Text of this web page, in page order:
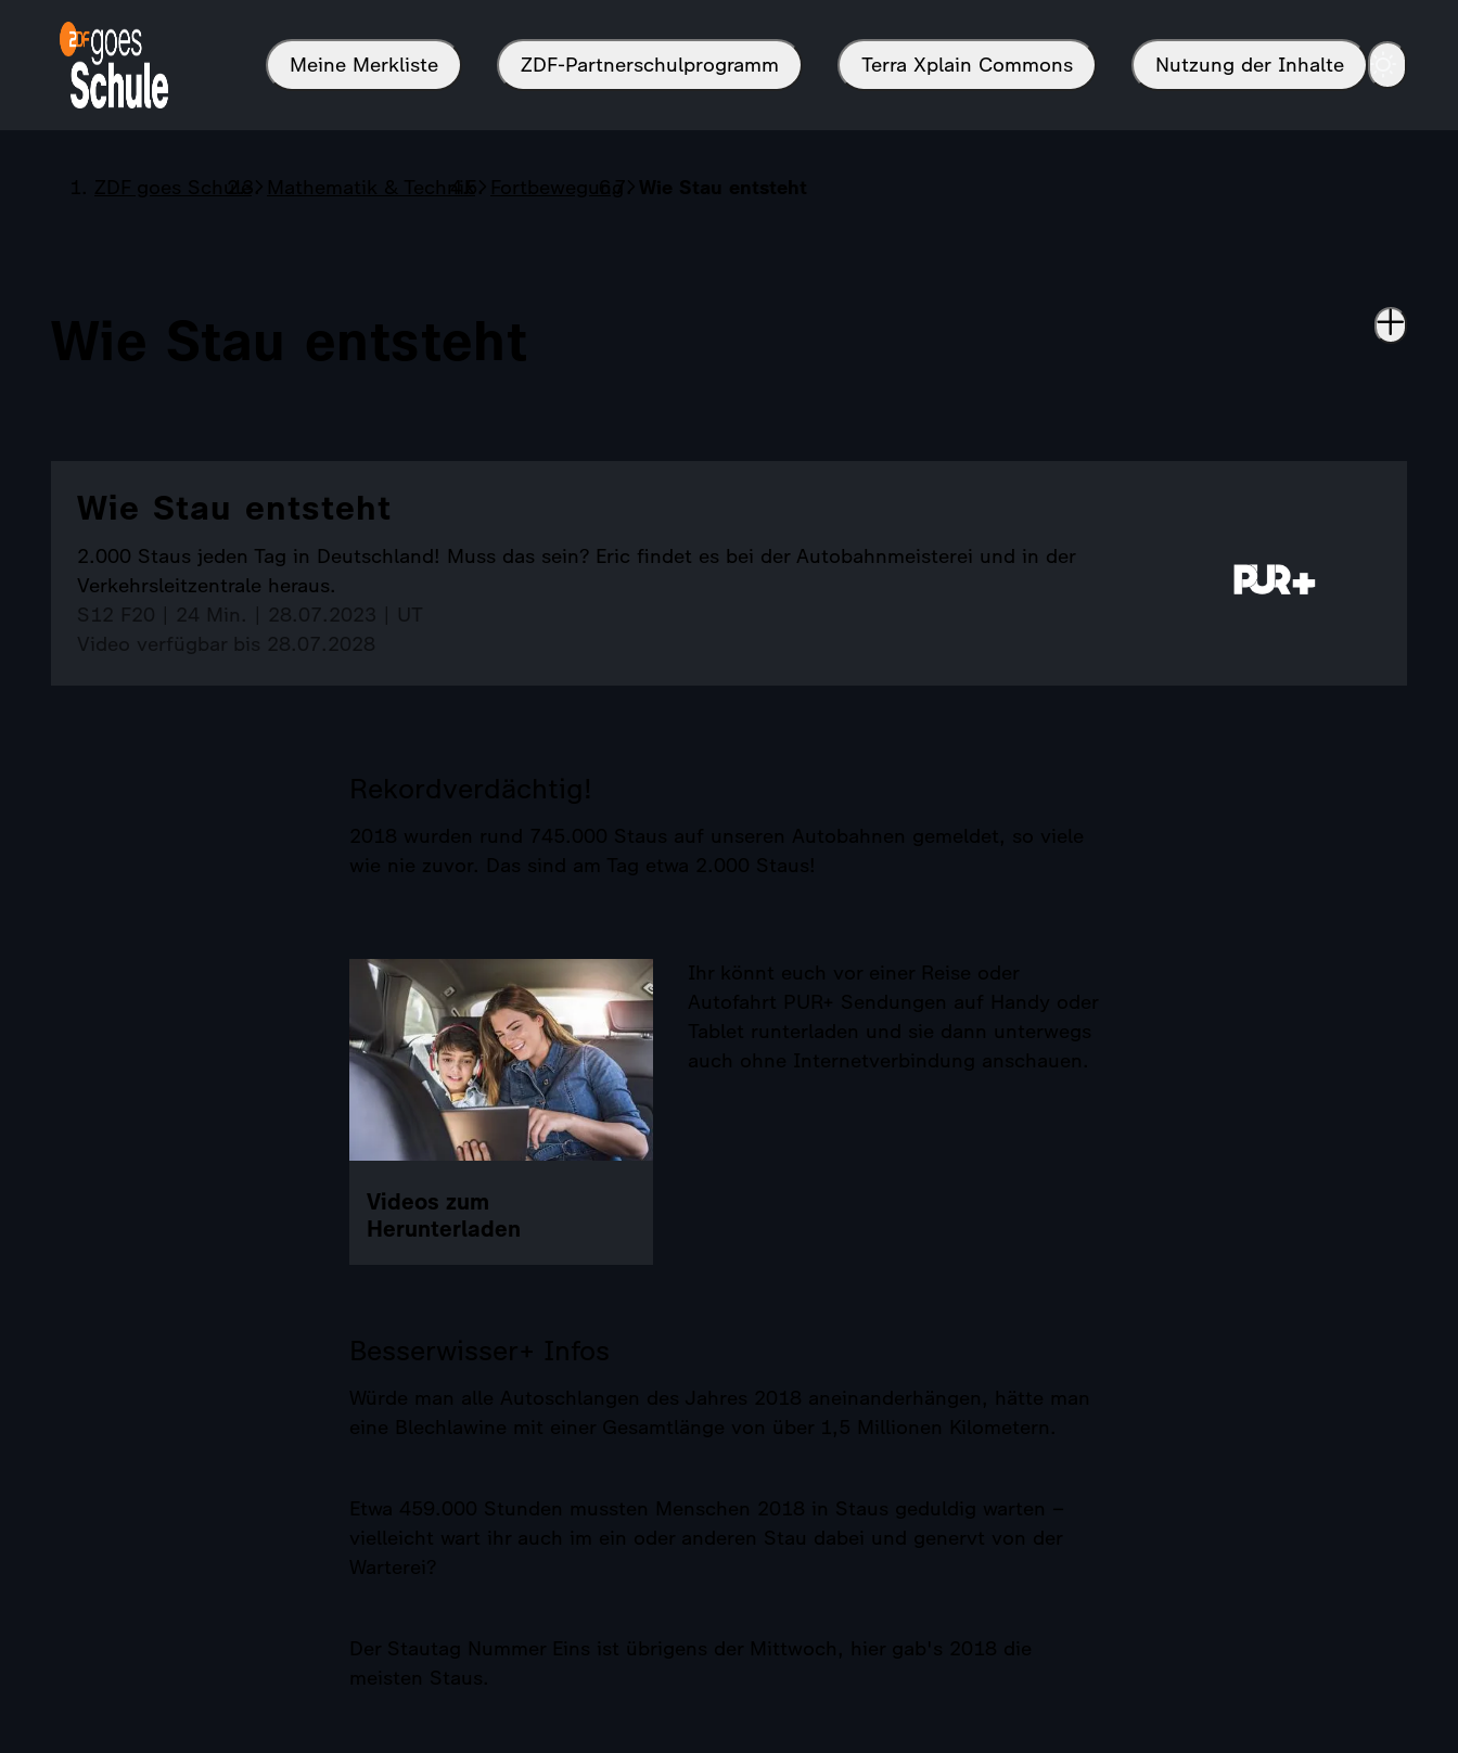
Meine Merkliste ZDF-Partnerschulprogramm Terra Xplain Commons Nutzung der Inhalte
ZDF goes Schule Mathematik & Technik Fortbewegung Wie Stau entsteht
Wie Stau entsteht
Wie Stau entsteht
2.000 Staus jeden Tag in Deutschland! Muss das sein? Eric findet es bei der Autobahnmeisterei und in der
Verkehrsleitzentrale heraus.
S12 F20 | 24 Min. | 28.07.2023 | UT
Video verfügbar bis 28.07.2028
Rekordverdächtig!
2018 wurden rund 745.000 Staus auf unseren Autobahnen gemeldet, so viele
wie nie zuvor. Das sind am Tag etwa 2.000 Staus!
Videos zum
Herunterladen
Ihr könnt euch vor einer Reise oder
Autofahrt PUR+ Sendungen auf Handy oder
Tablet runterladen und sie dann unterwegs
auch ohne Internetverbindung anschauen.
Besserwisser+ Infos
Würde man alle Autoschlangen des Jahres 2018 aneinanderhängen, hätte man
eine Blechlawine mit einer Gesamtlänge von über 1,5 Millionen Kilometern.
Etwa 459.000 Stunden mussten Menschen 2018 in Staus geduldig warten –
vielleicht wart ihr auch im ein oder anderen Stau dabei und genervt von der
Warterei?
Der Stautag Nummer Eins ist übrigens der Mittwoch, hier gab's 2018 die
meisten Staus.